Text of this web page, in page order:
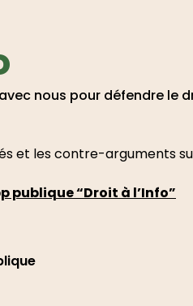
nous pour défendre le
et les contre-arguments
publique “Droit à l’Info”